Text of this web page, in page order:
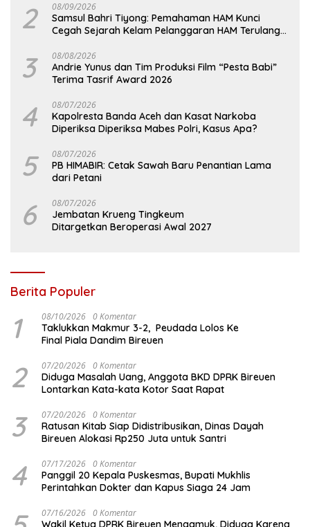
2 08/09/2026
Samsul Bahri Tiyong: Pemahaman HAM Kunci
Cegah Sejarah Kelam Pelanggaran HAM Terulang
3 08/08/2026
Andrie Yunus dan Tim Produksi Film “Pesta Babi”
Terima Tasrif Award 2026
4 08/07/2026
Kapolresta Banda Aceh dan Kasat Narkoba
Diperiksa Diperiksa Mabes Polri, Kasus Apa?
5 08/07/2026
PB HIMABIR: Cetak Sawah Baru Penantian Lama
dari Petani
6 08/07/2026
Jembatan Krueng Tingkeum
Ditargetkan Beroperasi Awal 2027
Berita Populer
1 08/10/2026 0 Komentar
Taklukkan Makmur 3-2, Peudada Lolos Ke
Final Piala Dandim Bireuen
2 07/20/2026 0 Komentar
Diduga Masalah Uang, Anggota BKD DPRK Bireuen
Lontarkan Kata-kata Kotor Saat Rapat
3 07/20/2026 0 Komentar
Ratusan Kitab Siap Didistribusikan, Dinas Dayah
Bireuen Alokasi Rp250 Juta untuk Santri
4 07/17/2026 0 Komentar
Panggil 20 Kepala Puskesmas, Bupati Mukhlis
Perintahkan Dokter dan Kapus Siaga 24 Jam
07/16/2026 0 Komentar